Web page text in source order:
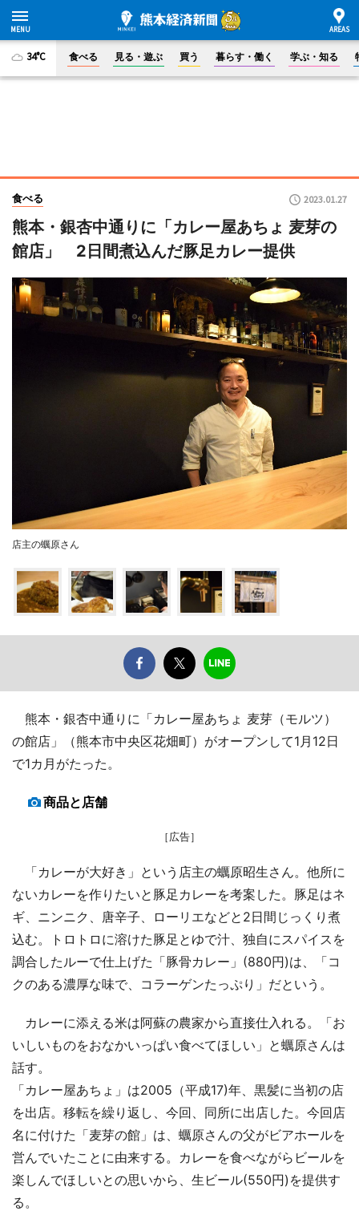
34°C 食べる 見る・遊ぶ 買う 暮らす・働く 学ぶ・知る
食べる 2023.01.27
熊本・銀杏中通りに「カレー屋あちょ 麦芽の
館店」 2日間煮込んだ豚足カレー提供
店主の蠣原さん
熊本・銀杏中通りに「カレー屋あちょ 麦芽（モルツ）
の館店」（熊本市中央区花畑町）がオープンして1月12日
で1カ月がたった。
商品と店舗
［広告］
「カレーが大好き」という店主の蠣原昭生さん。他所に
ないカレーを作りたいと豚足カレーを考案した。豚足はネ
ギ、ニンニク、唐辛子、ローリエなどと2日間じっくり煮
込む。トロトロに溶けた豚足とゆで汁、独自にスパイスを
調合したルーで仕上げた「豚骨カレー」(880円)は、「コ
クのある濃厚な味で、コラーゲンたっぷり」だという。
カレーに添える米は阿蘇の農家から直接仕入れる。「お
いしいものをおなかいっぱい食べてほしい」と蠣原さんは
話す。
「カレー屋あちょ」は2005（平成17)年、黒髪に当初の店
を出店。移転を繰り返し、今回、同所に出店した。今回店
名に付けた「麦芽の館」は、蠣原さんの父がビアホールを
営んでいたことに由来する。カレーを食べながらビールを
楽しんでほしいとの思いから、生ビール(550円)を提供す
る。